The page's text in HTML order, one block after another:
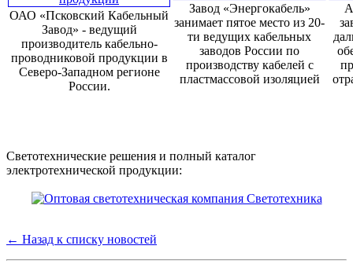
ОАО «Псковский Кабельный
Завод» - ведущий
производитель кабельно-
проводниковой продукции в
Северо-Западном регионе
России.
Завод «Энергокабель»
занимает пятое место из 20-
ти ведущих кабельных
заводов России по
производству кабелей с
пластмассовой изоляцией
Светотехнические решения и полный каталог
электротехнической продукции:
← Назад к списку новостей